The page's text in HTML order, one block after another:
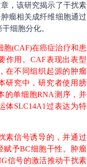
章，该研究揭示了干扰素
瘤相关成纤维细胞通过
细胞分化。
胞(CAF)在癌症治疗和患
作用。CAF表现出表型
在不同组织起源的肿瘤
研究中，研究者使用膀
的单细胞RNA测序，并
体SLC14A1过表达为特
素信号诱导的，并通过
赋予BC细胞干性。肿瘤
信号的激活推动干扰素